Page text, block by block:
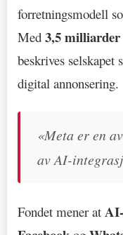
forretningsmodell
Med 3,5
beskrives selskapet
digital annonsering.
«Meta er en
av AI-
Fondet mener at